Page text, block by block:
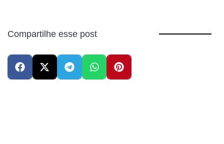
Compartilhe esse post